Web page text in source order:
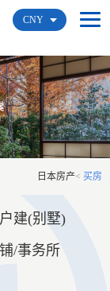
CNY
日本房产< 买房
建(别墅)
/事务所